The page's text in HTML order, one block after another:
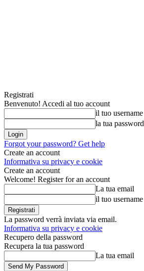
Registrati
Benvenuto! Accedi al tuo account
il tuo username
la tua password
Forgot your password? Get help
Create an account
Informativa su privacy e cookie
Create an account
Welcome! Register for an account
La tua email
il tuo username
La password verrà inviata via email.
Informativa su privacy e cookie
Recupero della password
Recupera la tua password
La tua email